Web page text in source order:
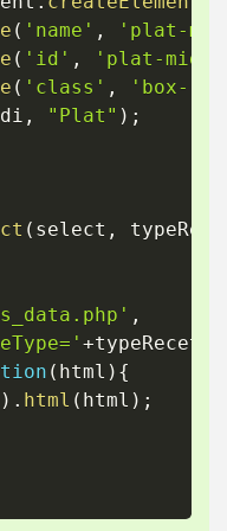
( 'name' ,
'plat-
( 'id' ,
'plat-midi'
( 'class' ,
'box-
, "Plat" ) ;
( select ,
,
+typeRecette
( html ) {
) . html ( html ) ;